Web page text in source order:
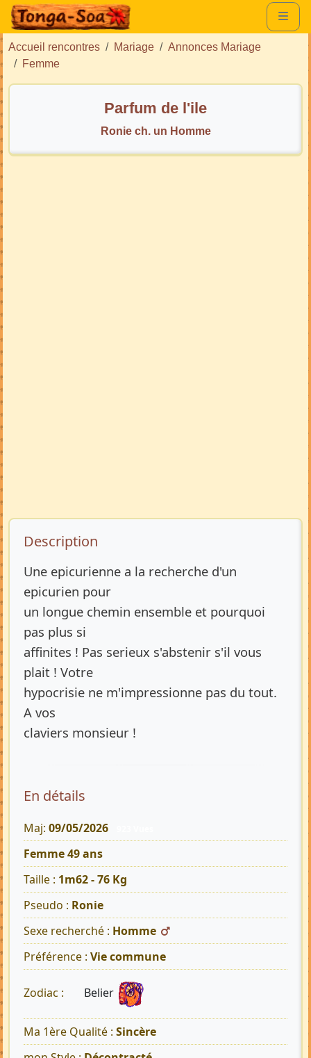
Accueil rencontres Mariage
Annonces Mariage
Femme
Parfum de l'ile
Ronie ch. un Homme
Description de l’annonce
Description
Une epicurienne a la recherche d'un
epicurien pour
un longue chemin ensemble et pourquoi
pas plus si
affinites ! Pas serieux s'abstenir s'il vous
plait ! Votre
hypocrisie ne m'impressionne pas du tout.
A vos
claviers monsieur !
En détails
Maj: 09/05/2026
Femme 49 ans
Taille : 1m62 - 76 Kg
Pseudo : Ronie
Sexe recherché : Homme
Préférence : Vie commune
Zodiac : Belier
Ma 1ère Qualité : Sincère